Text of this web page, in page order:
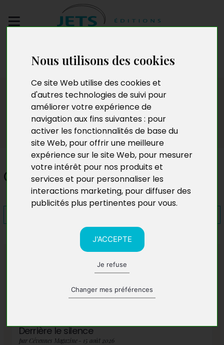
Nous utilisons des cookies
Ce site Web utilise des cookies et
d'autres technologies de suivi pour
améliorer votre expérience de
navigation aux fins suivantes : pour
activer les fonctionnalités de base du
site Web, pour offrir une meilleure
expérience sur le site Web, pour mesurer
votre intérêt pour nos produits et
services et pour personnaliser les
interactions marketing, pour diffuser des
publicités plus pertinentes pour vous.
J'ACCEPTE
Je refuse
Changer mes préférences
manuscrit
Presse
Ouvre les yeux
A lire également
Derrière le silence
par Cévennes Magazine - 15 août 2026